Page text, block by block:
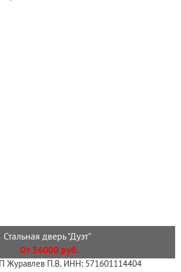
Стальная дверь "Дуэт"
От 36000 руб.
Журавлев П.В. ИНН: 571601114404